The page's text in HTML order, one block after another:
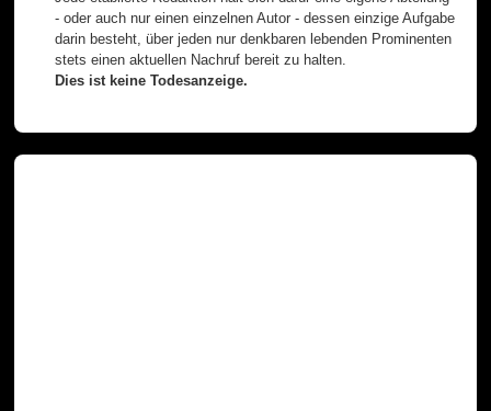
- oder auch nur einen einzelnen Autor - dessen einzige Aufgabe
darin besteht, über jeden nur denkbaren lebenden Prominenten
stets einen aktuellen Nachruf bereit zu halten.
Dies ist keine Todesanzeige.